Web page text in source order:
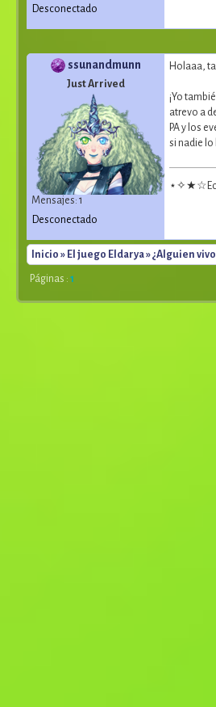
Desconectado
ssunandmunn
Just Arrived
Mensajes: 1
Holaaa,
¡Yo
atrevo a
PA y los
si nadie
Desconectado
Inicio » El juego Eldarya» ¿Alguien
Páginas : 1